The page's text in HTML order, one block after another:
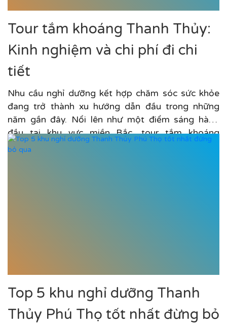
Tour tắm khoáng Thanh Thủy:
Kinh nghiệm và chi phí đi chi
tiết
Nhu cầu nghỉ dưỡng kết hợp chăm sóc sức khỏe
đang trở thành xu hướng dẫn đầu trong những
năm gần đây. Nổi lên như một điểm sáng hàng
đầu tại khu vực miền Bắc, tour tắm khoáng
Thanh...
Top 5 khu nghỉ dưỡng Thanh
Thủy Phú Thọ tốt nhất đừng bỏ